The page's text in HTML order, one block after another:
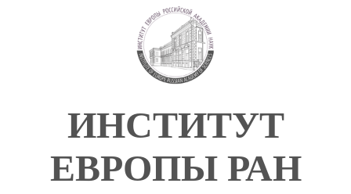
ИНСТИТУТ
ЕВРОПЫ РАН